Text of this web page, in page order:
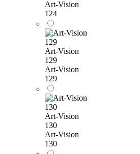
Art-Vision
124
Art-Vision
129
Art-Vision
129
Art-Vision
130
Art-Vision
130